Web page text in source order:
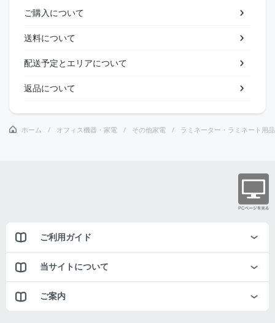
ご購入について
送料について
配送予定とエリアについて
返品について
ホーム オフィス機器・家電 その他家電 ラミネーター・ラミネート用品
ご利用ガイド
当サイトについて
ご案内